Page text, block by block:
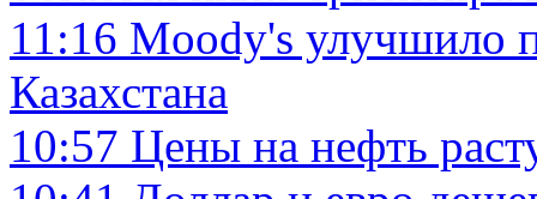
11:16 Moody's улучшило
Казахстана
10:57 Цены на нефть